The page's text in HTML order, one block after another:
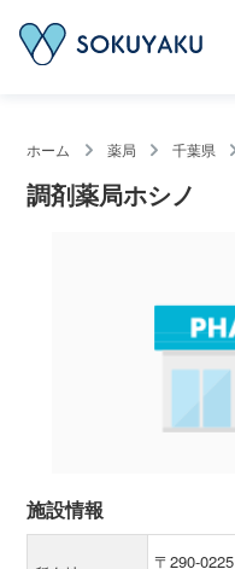
ホーム 薬局 千葉県
調剤薬局ホシノ
施設情報
〒290-0225